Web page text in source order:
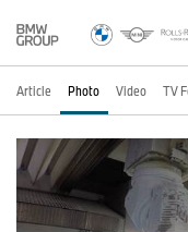
Article Photo Video TV